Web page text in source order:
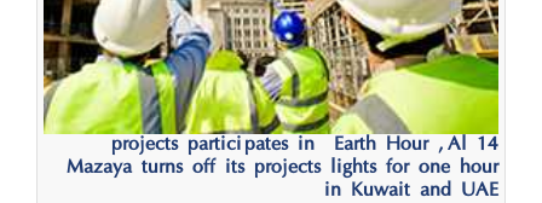
14 projects participates in “Earth Hour”, Al
Mazaya turns off its projects’ lights for one hour
in Kuwait and UAE